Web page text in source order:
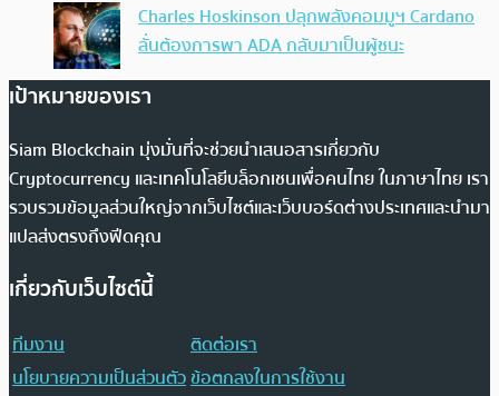
Charles Hoskinson ปลุกพลังคอมมูฯ Cardano
ลั่นต้องการพา ADA กลับมาเป็นผู้ชนะ
เป้าหมายของเรา
Siam Blockchain มุ่งมั่นที่จะช่วยนำเสนอสารเกี่ยวกับ
Cryptocurrency และเทคโนโลยีบล็อกเชนเพื่อคนไทย ในภาษาไทย เรา
รวบรวมข้อมูลส่วนใหญ่จากเว็บไซต์และเว็บบอร์ดต่างประเทศและนำมา
แปลส่งตรงถึงฟีดคุณ
เกี่ยวกับเว็บไซต์นี้
ทีมงาน
ติดต่อเรา
นโยบายความเป็นส่วนตัวข้อตกลงในการใช้งาน